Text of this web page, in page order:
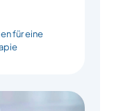
für eine